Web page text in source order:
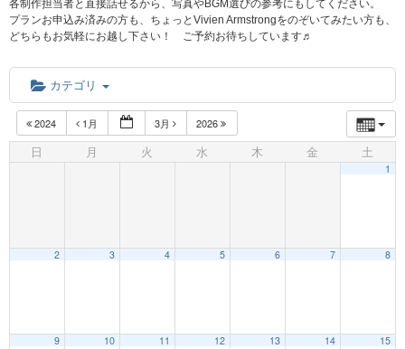
各制作担当者と直接話せるから、写真やBGM選びの参考にもしてください。
プランお申込み済みの方も、ちょっとVivien Armstrongをのぞいてみたい方も、
どちらもお気軽にお越し下さい！ ご予約お待ちしています♬
カテゴリ
2024 1月 3月 2026
日 月 火 水 木 金 土
1
2 3 4 5 6 7 8
9 10 11 12 13 14 15